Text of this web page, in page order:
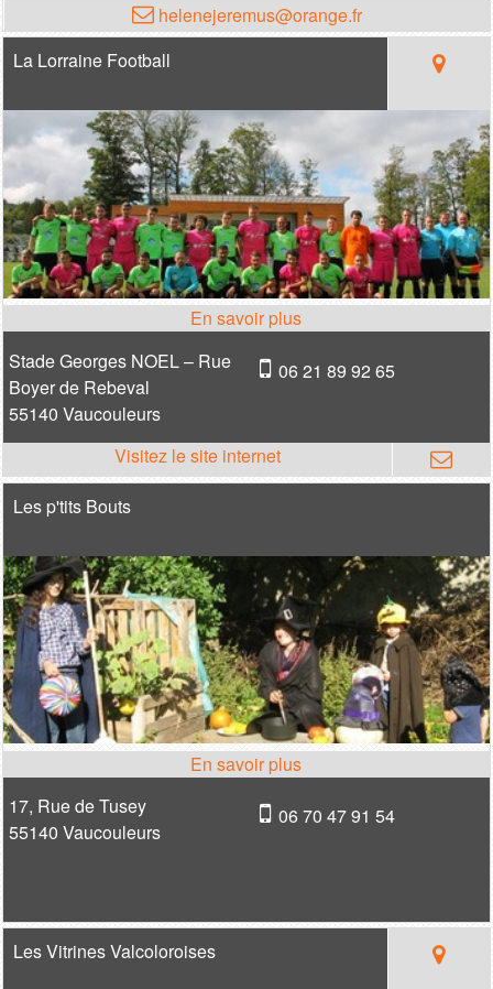
helenejeremus@orange.fr
La Lorraine Football
Stade Georges NOEL – Rue
Boyer de Rebeval
55140 Vaucouleurs
06 21 89 92 65
Les p'tits Bouts
17, Rue de Tusey
55140 Vaucouleurs
06 70 47 91 54
Les Vitrines Valcoloroises